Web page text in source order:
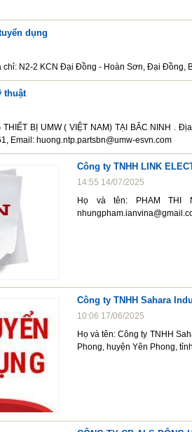
dụng
chỉ: N2-2 KCN Đại Đồng - Hoàn Sơn, Đại Đồng,
thuật
THIẾT BỊ UMW ( VIỆT NAM) TẠI BẮC NINH .
Email: huong.ntp.partsbn@umw-esvn.com
Công ty TNHH LINK
14:55 14/07/2025
Họ và tên: PHAM THI
Công ty TNHH Sahara
10:06 17/06/2025
Họ và tên: Công ty TNHH
Phong, huyện Yên Phong,